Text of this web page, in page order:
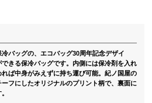
バッグの、エコバッグ30周年記念デザイ
きる保冷バッグです。内側には保冷剤を入れ
ば中身がみえずに持ち運び可能。紀ノ国屋の
フにしたオリジナルのプリント柄で、裏面に